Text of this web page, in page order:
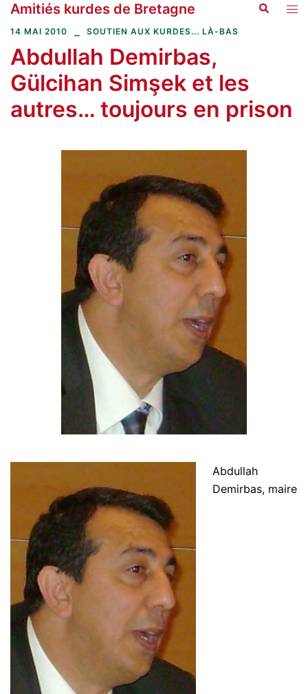
Aller
au
Amitiés kurdes de Bretagne
14 MAI 2010 SOUTIEN AUX KURDES... LÀ-BAS
Abdullah Demirbas,
Gülcihan Simşek et les
autres… toujours en prison
Abdullah
Demirbas, maire